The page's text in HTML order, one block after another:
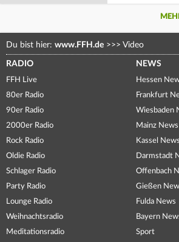
Du bist hier: www.FFH.de >>> Video
RADIO
FFH Live
80er Radio
90er Radio
2000er Radio
Rock Radio
Oldie Radio
Schlager Radio
Party Radio
Lounge Radio
Weihnachtsradio
Meditationsradio
NEWS
Hessen
Frankfurt
Wiesbaden
Mainz News
Kassel News
Darmstadt
Offenbach
Gießen
Fulda News
Bayern
Sport